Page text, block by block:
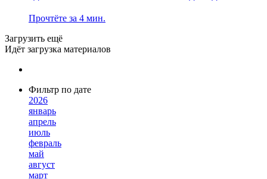
Прочтёте за 4 мин.
Загрузить ещё
Идёт загрузка материалов
Фильтр по дате
2026
январь
апрель
июль
февраль
май
август
март